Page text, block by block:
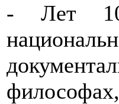
- Лет 10